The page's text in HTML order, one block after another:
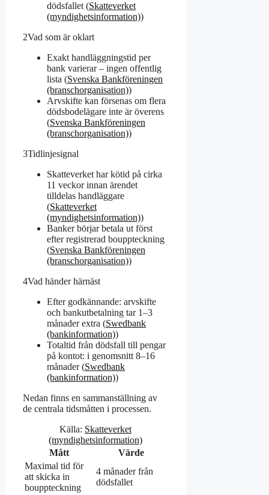
dödsfallet (Skatteverket
(myndighetsinformation))
2Vad som är oklart
Exakt handläggningstid per
bank varierar – ingen offentlig
lista (Svenska Bankföreningen
(branschorganisation))
Arvskifte kan försenas om flera
dödsbodelägare inte är överens
(Svenska Bankföreningen
(branschorganisation))
3Tidlinjesignal
Skatteverket har kötid på cirka
11 veckor innan ärendet
tilldelas handläggare
(Skatteverket
(myndighetsinformation))
Banker börjar betala ut först
efter registrerad bouppteckning
(Svenska Bankföreningen
(branschorganisation))
4Vad händer härnäst
Efter godkännande: arvskifte
och bankutbetalning tar 1–3
månader extra (Swedbank
(bankinformation))
Totaltid från dödsfall till pengar
på kontot: i genomsnitt 8–16
månader (Swedbank
(bankinformation))
Nedan finns en sammanställning av
de centrala tidsmåtten i processen.
Källa: Skatteverket
(myndighetsinformation)
Mått
Värde
Maximal tid för
att skicka in
bouppteckning
4 månader från
dödsfallet